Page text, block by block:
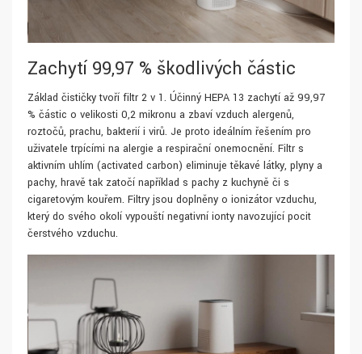
Zachytí 99,97 % škodlivých částic
Základ čističky tvoří filtr 2 v 1. Účinný HEPA 13 zachytí až 99,97
% částic o velikosti 0,2 mikronu a zbaví vzduch alergenů,
roztočů, prachu, bakterií i virů. Je proto ideálním řešením pro
uživatele trpícími na alergie a respirační onemocnění. Filtr s
aktivním uhlím (activated carbon) eliminuje těkavé látky, plyny a
pachy, hravě tak zatočí například s pachy z kuchyně či s
cigaretovým kouřem. Filtry jsou doplněny o ionizátor vzduchu,
který do svého okolí vypouští negativní ionty navozující pocit
čerstvého vzduchu.